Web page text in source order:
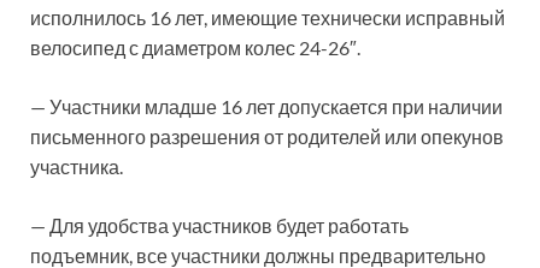
исполнилось 16 лет, имеющие технически исправный
велосипед с диаметром колес 24-26″.
— Участники младше 16 лет допускается при наличии
письменного разрешения от родителей или опекунов
участника.
— Для удобства участников будет работать
подъемник, все участники должны предварительно